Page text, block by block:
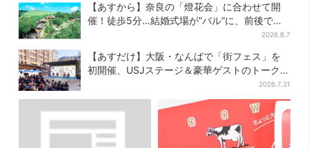
【あすから】奈良の「燈花会」に合わせて開
催！徒歩5分…結婚式場が“バル”に、前後で食
2026.8.7
【あすだけ】大阪・なんばで「街フェス」を
初開催、USJステージ＆豪華ゲストのトークシ
2026.7.31